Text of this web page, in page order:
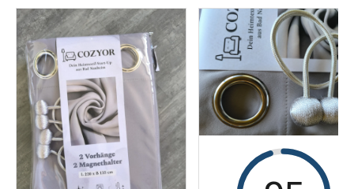
La prova pratica
Rapporto prezzo/prestazioni
Risultato complessivo